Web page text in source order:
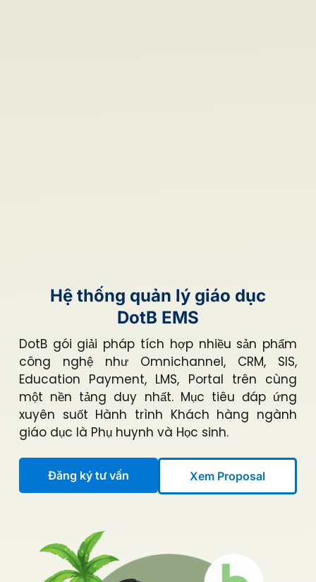
Hệ thống quản lý giáo dục
DotB EMS
DotB gói giải pháp tích hợp nhiều sản phẩm
công nghệ như Omnichannel, CRM, SIS,
Education Payment, LMS, Portal trên cùng
một nền tảng duy nhất. Mục tiêu đáp ứng
xuyên suốt Hành trình Khách hàng ngành
giáo dục là Phụ huynh và Học sinh.
Đăng ký tư vấn Xem Proposal